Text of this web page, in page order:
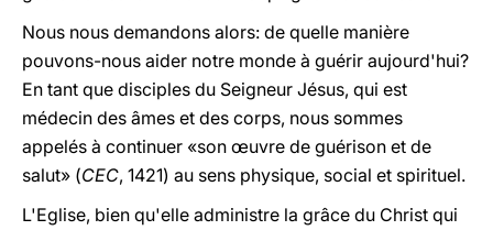
Nous nous demandons alors: de quelle manière
pouvons-nous aider notre monde à guérir aujourd'hui?
En tant que disciples du Seigneur Jésus, qui est
médecin des âmes et des corps, nous sommes
appelés à continuer «son œuvre de guérison et de
salut» (CEC, 1421) au sens physique, social et spirituel.
L'Eglise, bien qu'elle administre la grâce du Christ qui